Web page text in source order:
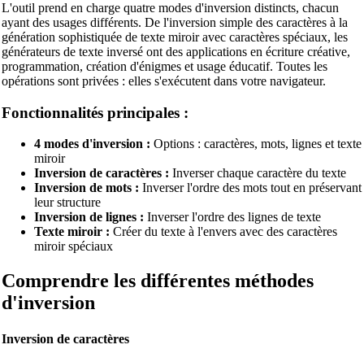
L'outil prend en charge quatre modes d'inversion distincts, chacun
ayant des usages différents. De l'inversion simple des caractères à la
génération sophistiquée de texte miroir avec caractères spéciaux, les
générateurs de texte inversé ont des applications en écriture créative,
programmation, création d'énigmes et usage éducatif. Toutes les
opérations sont privées : elles s'exécutent dans votre navigateur.
Fonctionnalités principales :
4 modes d'inversion : Options : caractères, mots, lignes et texte
miroir
Inversion de caractères : Inverser chaque caractère du texte
Inversion de mots : Inverser l'ordre des mots tout en préservant
leur structure
Inversion de lignes : Inverser l'ordre des lignes de texte
Texte miroir : Créer du texte à l'envers avec des caractères
miroir spéciaux
Comprendre les différentes méthodes
d'inversion
Inversion de caractères